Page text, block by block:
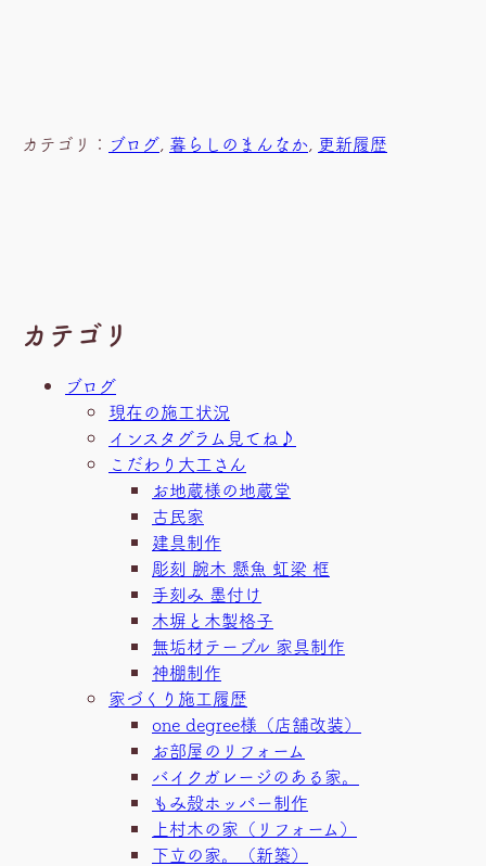
カテゴリ： ブログ, 暮らしのまんなか, 更新履歴
カテゴリ
ブログ
現在の施工状況
インスタグラム見てね♪
こだわり大工さん
お地蔵様の地蔵堂
古民家
建具制作
彫刻 腕木 懸魚 虹梁 框
手刻み 墨付け
木塀と木製格子
無垢材テーブル 家具制作
神棚制作
家づくり施工履歴
one degree様（店舗改装）
お部屋のリフォーム
バイクガレージのある家。
もみ殻ホッパー制作
上村木の家（リフォーム）
下立の家。（新築）